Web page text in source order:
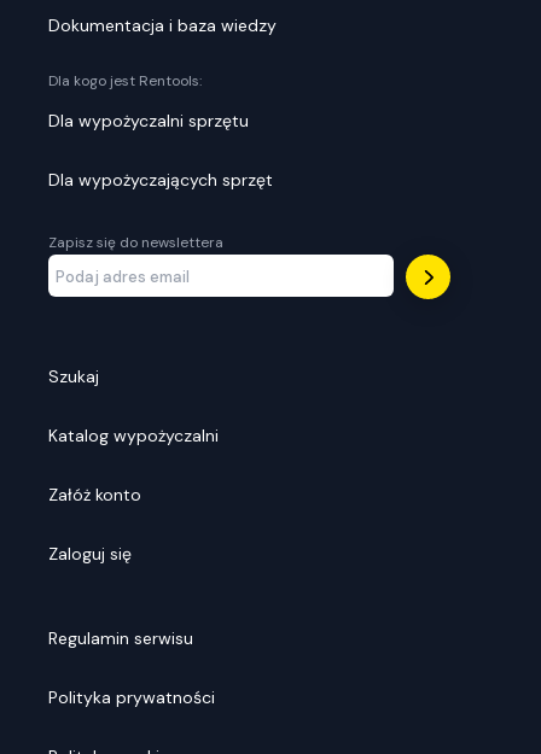
Dokumentacja i baza wiedzy
Dla kogo jest Rentools:
Dla wypożyczalni sprzętu
Dla wypożyczających sprzęt
Zapisz się do newslettera
Szukaj
Katalog wypożyczalni
Załóż konto
Zaloguj się
Regulamin serwisu
Polityka prywatności